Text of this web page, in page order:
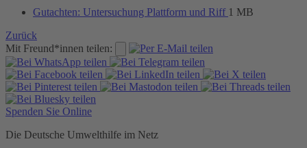
Gutachten: Untersuchung Plattform und Riff 1 MB
Zurück
Mit Freund*innen teilen:
Spenden Sie Online
Die Deutsche Umwelthilfe im Netz